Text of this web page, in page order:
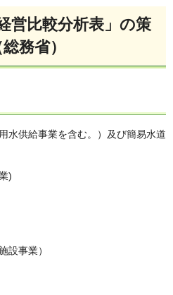
営比較分析表」の策
務省）
水供給事業を含む。）及び簡易水道
)
設事業）